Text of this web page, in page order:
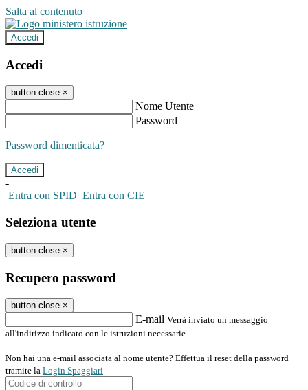
Salta al contenuto
Accedi
Accedi
button close ×
Nome Utente
Password
Password dimenticata?
-
Entra con SPID Entra con CIE
Seleziona utente
button close ×
Recupero password
button close ×
E-mail Verrà inviato un messaggio
all'indirizzo indicato con le istruzioni necessarie.
Non hai una e-mail associata al nome utente? Effettua il reset della password
tramite la Login Spaggiari